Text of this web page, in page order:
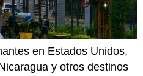
en Estados Unidos,
y otros destinos